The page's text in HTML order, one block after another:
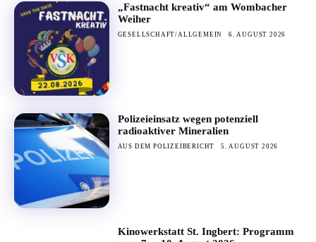
„Fastnacht kreativ“ am Wombacher
Weiher
GESELLSCHAFT/ALLGEMEIN 6. AUGUST 2026
Polizeieinsatz wegen potenziell
radioaktiver Mineralien
AUS DEM POLIZEIBERICHT 5. AUGUST 2026
Kinowerkstatt St. Ingbert: Programm